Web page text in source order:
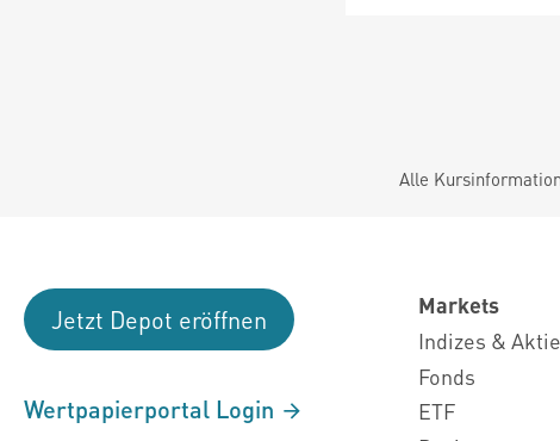
Alle
Jetzt Depot eröffnen
Wertpapierportal Login
Markets
Indizes &
Fonds
ETF